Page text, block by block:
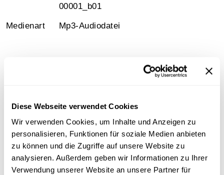
Diese Webseite verwendet Cookies
Wir verwenden Cookies, um Inhalte und Anzeigen zu
personalisieren, Funktionen für soziale Medien anbieten
zu können und die Zugriffe auf unsere Website zu
analysieren. Außerdem geben wir Informationen zu Ihrer
Verwendung unserer Website an unsere Partner für
00001_b01
Medienart Mp3-Audiodatei
Download
Metadaten